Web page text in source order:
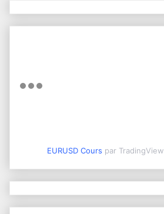
EURUSD Cours par TradingView